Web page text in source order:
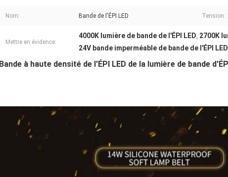
Nom: Bande de l'ÉPI LED Tension:
Mettre en évidence:
4000K lumière de bande de l'ÉPI LED, 2700K
24V bande imperméable de bande de l'ÉPI LED
Bande à haute densité de l'ÉPI LED de la lumière de bande